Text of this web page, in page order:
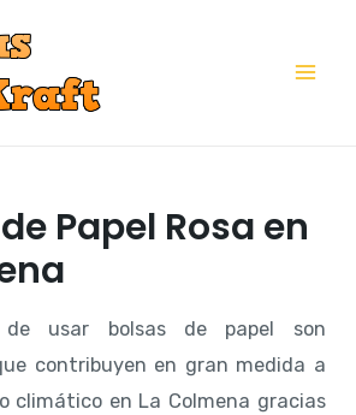
Papel Rosa en
de usar bolsas de papel son
contribuyen en gran medida a
climático en La Colmena gracias